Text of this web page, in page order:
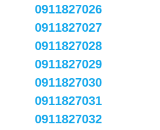
0911827026
0911827027
0911827028
0911827029
0911827030
0911827031
0911827032